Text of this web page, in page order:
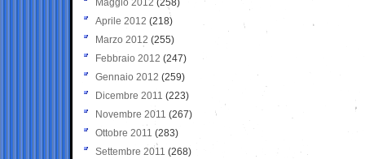
Maggio 2012 (258)
Aprile 2012 (218)
Marzo 2012 (255)
Febbraio 2012 (247)
Gennaio 2012 (259)
Dicembre 2011 (223)
Novembre 2011 (267)
Ottobre 2011 (283)
Settembre 2011 (268)